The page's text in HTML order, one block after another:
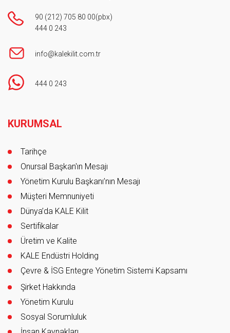
90 (212) 705 80 00(pbx)
444 0 243
info@kalekilit.com.tr
444 0 243
KURUMSAL
Tarihçe
Onursal Başkan'ın Mesajı
Yönetim Kurulu Başkanı’nın Mesajı
Müşteri Memnuniyeti
Dünya’da KALE Kilit
Sertifikalar
Üretim ve Kalite
KALE Endüstri Holding
Çevre & İSG Entegre Yönetim Sistemi Kapsamı
Şirket Hakkında
Yönetim Kurulu
Sosyal Sorumluluk